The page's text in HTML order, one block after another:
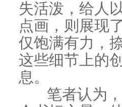
失活泼，给人
点画，则展现
仅饱满有力，
这些细节上的
息。
笔者认为